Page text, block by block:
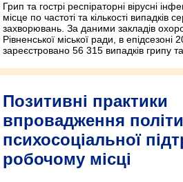
Грип та гострі респіраторні вірусні
місце по частоті та кількості випадків
захворювань. За даними закладів
Рівненської міської ради, в
зареєстровано 56 315 випадків грипу
Позитивні практики
впровадження
психосоціальної
робочому місці